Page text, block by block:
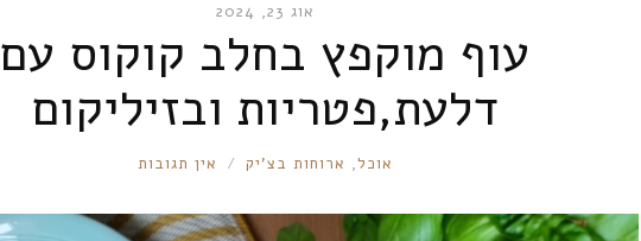
אוג 23, 2024
עוף מוקפץ בחלב קוקוס עם
דלעת,פטריות ובזיליקום
RONNIE
אוכל, ארוחות בצ'יק אין תגובות